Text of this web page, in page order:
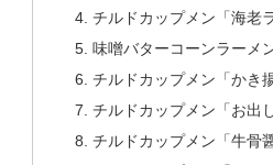
チルドカップメン「海老
味噌バターコーンラーメ
チルドカップメン「かき
チルドカップメン「お出
チルドカップメン「牛骨